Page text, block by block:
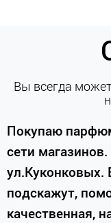
Вы всегда
Покупаю
сети
ул.Куконковых.
подскажут,
качественная,